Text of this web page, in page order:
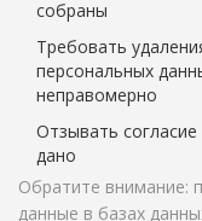
собраны
Требовать
персональных
неправомерно
Отзывать
дано
Обратите внимание:
данные в базах